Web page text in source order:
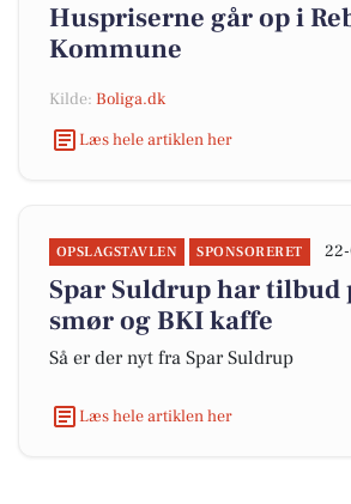
Huspriserne går op i
Kommune
Kilde: Boliga.dk
Læs hele artiklen her
OPSLAGSTAVLEN SPONSORERET
Spar Suldrup har tilbud
smør og BKI kaffe
Så er der nyt fra Spar Suldrup
Læs hele artiklen her